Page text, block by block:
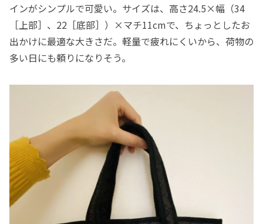
インがシンプルで可愛い。サイズは、高さ24.5×幅（34
［上部］、22［底部］）×マチ11cmで、ちょっとしたお
出かけに最適な大きさだ。軽量で疲れにくいから、荷物の
多い日にも頼りになりそう。